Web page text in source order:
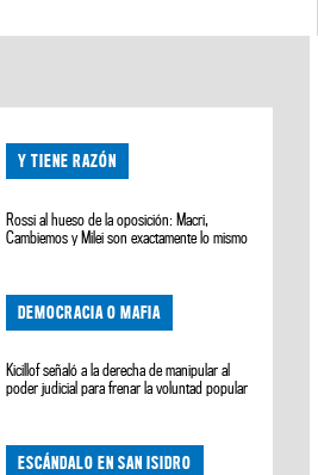
Y TIENE RAZÓN
Rossi al hueso de la oposición: Macri,
Cambiemos y Milei son exactamente lo mismo
DEMOCRACIA O MAFIA
Kicillof señaló a la derecha de manipular al
poder judicial para frenar la voluntad popular
ESCÁNDALO EN SAN ISIDRO